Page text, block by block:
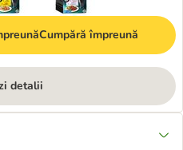
Cumpără împreună
detalii